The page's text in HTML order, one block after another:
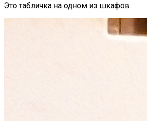
Это табличка на одном из шкафов.